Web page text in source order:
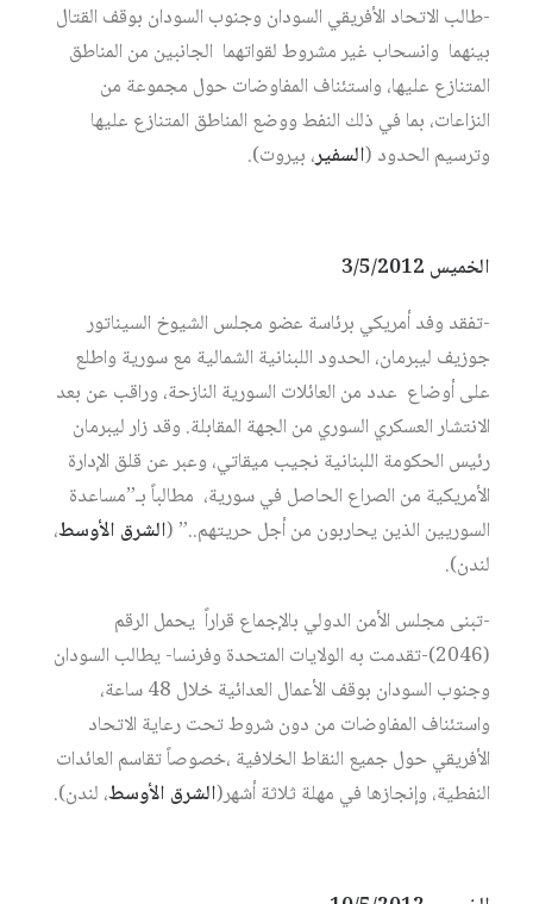
-طالب الاتحاد الأفريقي السودان وجنوب السودان بوقف القتال
بينهما وانسحاب غير مشروط لقواتهما الجانبين من المناطق
المتنازع عليها، واستئناف المفاوضات حول مجموعة من
النزاعات، بما في ذلك النفط ووضع المناطق المتنازع عليها
وترسيم الحدود (السفير، بيروت).
الخميس 3/5/2012
-تفقد وفد أمريكي برئاسة عضو مجلس الشيوخ السيناتور
جوزيف ليبرمان، الحدود اللبنانية الشمالية مع سورية واطلع
على أوضاع عدد من العائلات السورية النازحة، وراقب عن بعد
الانتشار العسكري السوري من الجهة المقابلة. وقد زار ليبرمان
رئيس الحكومة اللبنانية نجيب ميقاتي، وعبر عن قلق الإدارة
الأمريكية من الصراع الحاصل في سورية، مطالباً بـ”مساعدة
السوريين الذين يحاربون من أجل حريتهم..” (الشرق الأوسط،
لندن).
-تبنى مجلس الأمن الدولي بالإجماع قراراً يحمل الرقم
(2046)-تقدمت به الولايات المتحدة وفرنسا- يطالب السودان
وجنوب السودان بوقف الأعمال العدائية خلال 48 ساعة،
واستئناف المفاوضات من دون شروط تحت رعاية الاتحاد
الأفريقي حول جميع النقاط الخلافية ،خصوصاً تقاسم العائدات
النفطية، وإنجازها في مهلة ثلاثة أشهر(الشرق الأوسط، لندن).